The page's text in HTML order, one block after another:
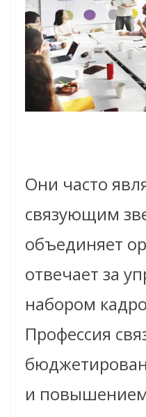
Они часто
связующим
объединяет
отвечает за
набором
Профессия
и